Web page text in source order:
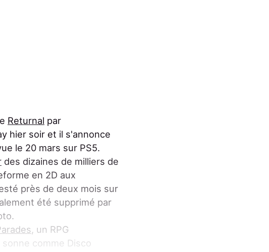
Returnal par
hier soir et il s'annonce
le 20 mars sur PS5.
des dizaines de milliers de
en 2D aux
près de deux mois sur
été supprimé par
, un RPG
comme Disco